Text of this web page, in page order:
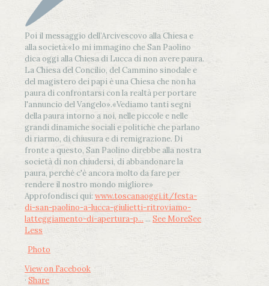
Poi il messaggio dell’Arcivescovo alla Chiesa e
alla società:«Io mi immagino che San Paolino
dica oggi alla Chiesa di Lucca di non avere paura.
La Chiesa del Concilio, del Cammino sinodale e
del magistero dei papi è una Chiesa che non ha
paura di confrontarsi con la realtà per portare
l'annuncio del Vangelo».«Vediamo tanti segni
della paura intorno a noi, nelle piccole e nelle
grandi dinamiche sociali e politiche che parlano
di riarmo, di chiusura e di remigrazione. Di
fronte a questo, San Paolino direbbe alla nostra
società di non chiudersi, di abbandonare la
paura, perché c'è ancora molto da fare per
rendere il nostro mondo migliore»
Approfondisci qui: www.toscanaoggi.it/festa-
di-san-paolino-a-lucca-giulietti-ritroviamo-
latteggiamento-di-apertura-p... ... See MoreSee
Less
Photo
View on Facebook
· Share